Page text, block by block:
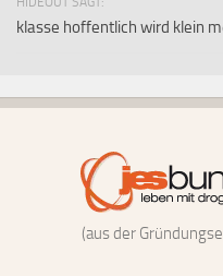
klasse hoffentlich wird klein
(aus der